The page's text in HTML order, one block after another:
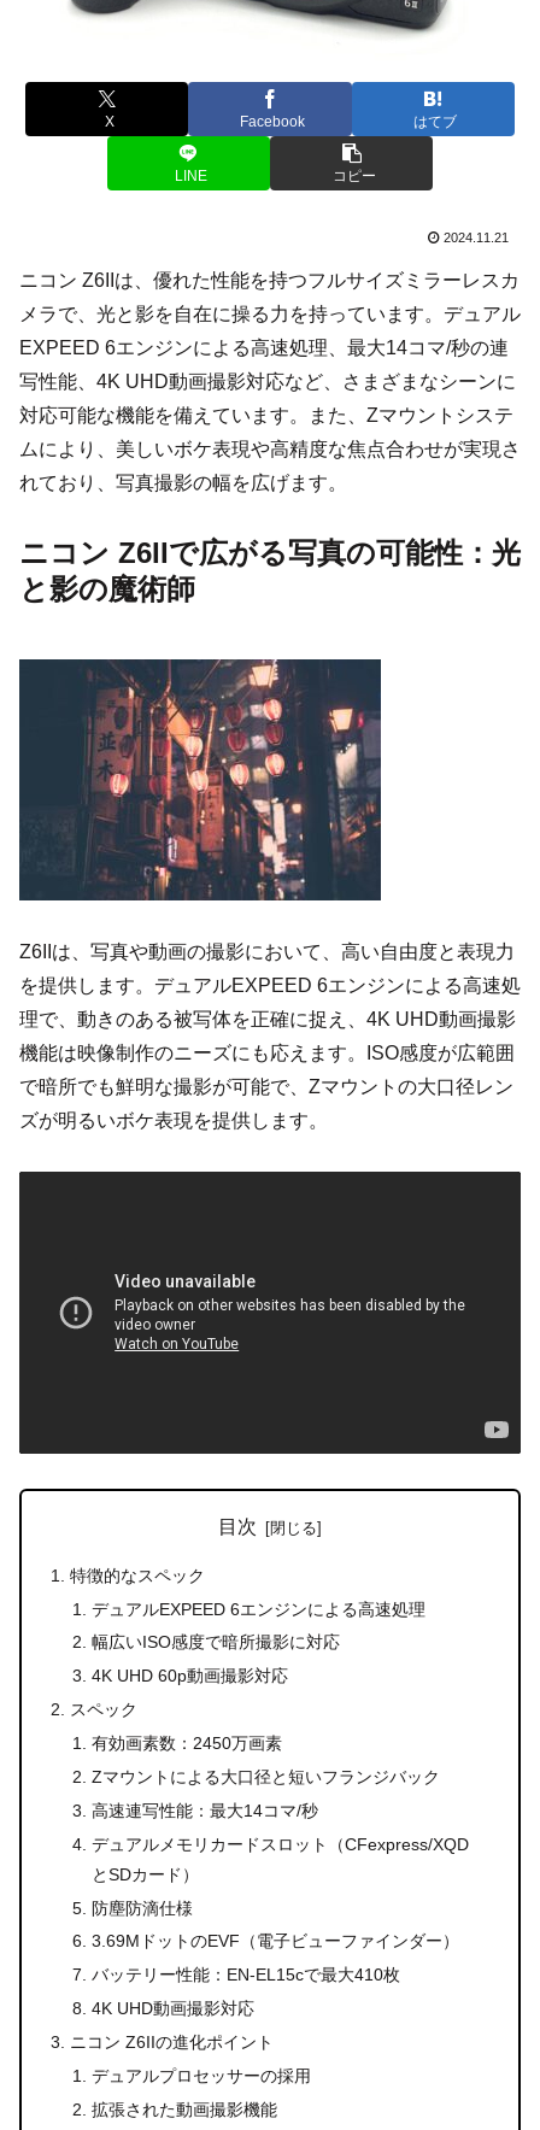
X Facebook はてブ
LINE コピー
2024.11.21
ニコン Z6IIは、優れた性能を持つフルサイズミラーレスカ
メラで、光と影を自在に操る力を持っています。デュアル
EXPEED 6エンジンによる高速処理、最大14コマ/秒の連
写性能、4K UHD動画撮影対応など、さまざまなシーンに
対応可能な機能を備えています。また、Zマウントシステ
ムにより、美しいボケ表現や高精度な焦点合わせが実現さ
れており、写真撮影の幅を広げます。
ニコン Z6IIで広がる写真の可能性：光
と影の魔術師
Z6IIは、写真や動画の撮影において、高い自由度と表現力
を提供します。デュアルEXPEED 6エンジンによる高速処
理で、動きのある被写体を正確に捉え、4K UHD動画撮影
機能は映像制作のニーズにも応えます。ISO感度が広範囲
で暗所でも鮮明な撮影が可能で、Zマウントの大口径レン
ズが明るいボケ表現を提供します。
目次
特徴的なスペック
デュアルEXPEED 6エンジンによる高速処理
幅広いISO感度で暗所撮影に対応
4K UHD 60p動画撮影対応
スペック
有効画素数：2450万画素
Zマウントによる大口径と短いフランジバック
高速連写性能：最大14コマ/秒
デュアルメモリカードスロット（CFexpress/XQD
とSDカード）
防塵防滴仕様
3.69MドットのEVF（電子ビューファインダー）
バッテリー性能：EN-EL15cで最大410枚
4K UHD動画撮影対応
ニコン Z6IIの進化ポイント
デュアルプロセッサーの採用
拡張された動画撮影機能